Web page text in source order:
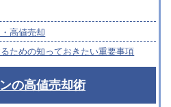
高値売却
ための知っておきたい重要事項
の高値売却術